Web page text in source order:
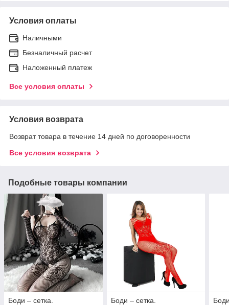
Условия оплаты
Наличными
Безналичный расчет
Наложенный платеж
Все условия оплаты
Условия возврата
Возврат товара в течение 14 дней по договоренности
Все условия возврата
Подобные товары компании
Боди – сетка. Боди – сетка.